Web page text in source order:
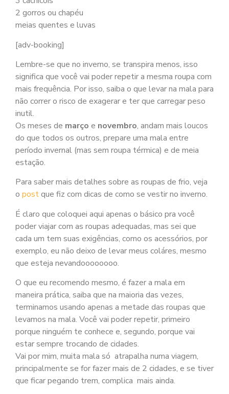
2 gorros ou chapéu
meias quentes e luvas
[adv-booking]
Lembre-se que no inverno, se transpira menos, isso
significa que você vai poder repetir a mesma roupa com
mais frequência. Por isso, saiba o que levar na mala para
não correr o risco de exagerar e ter que carregar peso
inutil.
Os meses de março e novembro, andam mais loucos
do que todos os outros, prepare uma mala entre
período invernal (mas sem roupa térmica) e de meia
estação.
Para saber mais detalhes sobre as roupas de frio, veja
o postque fiz com dicas de como se vestir no inverno.
É claro que coloquei aqui apenas o básico pra você
poder viajar com as roupas adequadas, mas sei que
cada um tem suas exigências, como os acessórios, por
exemplo, eu não deixo de levar meus coláres, mesmo
que esteja nevandoooooooo.
O que eu recomendo mesmo, é fazer a mala em
maneira prática, saiba que na maioria das vezes,
terminamos usando apenas a metade das roupas que
levamos na mala. Você vai poder repetir, primeiro
porque ninguém te conhece e, segundo, porque vai
estar sempre trocando de cidades.
Vai por mim, muita mala só atrapalha numa viagem,
principalmente se for fazer mais de 2 cidades, e se tiver
que ficar pegando trem, complica mais ainda.